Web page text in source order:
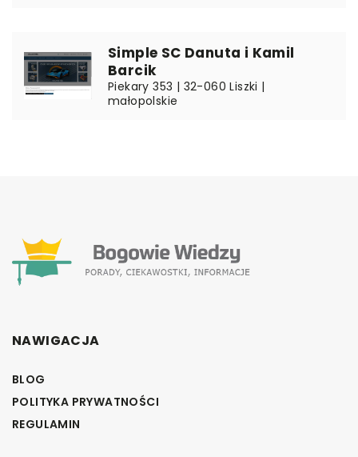
Simple SC Danuta i Kamil
Barcik
Piekary 353 | 32-060 Liszki |
małopolskie
NAWIGACJA
BLOG
POLITYKA PRYWATNOŚCI
REGULAMIN